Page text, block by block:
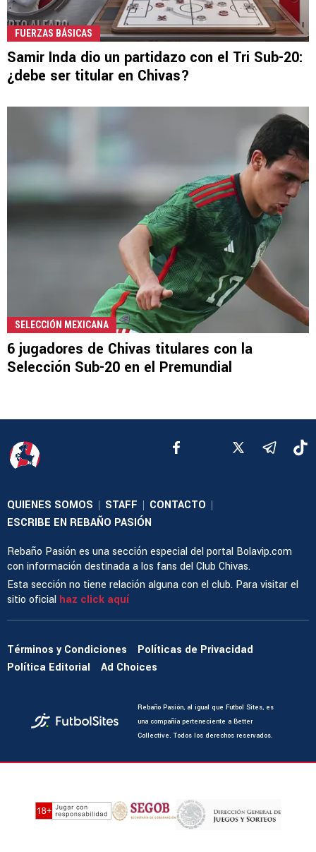
FUERZAS BÁSICAS
Samir Inda dio un partidazo con el Tri Sub-20:
¿debe ser titular en Chivas?
SELECCIÓN MEXICANA
6 jugadores de Chivas titulares con la
Selección Sub-20 en el Premundial
QUIENES SOMOS | STAFF | CONTACTO |
ESCRIBE EN REBAÑO PASIÓN
Rebaño Pasión es una sección especial del portal Bolavip.com
con información destinada a los fans del Club Chivas.
Esta sección no tiene relación alguna con el club. Para visitar el
sitio oficial haz click aquí
Términos y Condiciones
Políticas de Privacidad
Política Editorial
Ad Choices
Rebaño Pasión, al igual que Futbol Sites, es
una compañía perteneciente a Better
Collective. Todos los derechos reservados.